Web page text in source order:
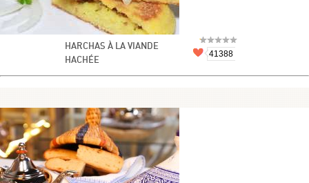
HARCHAS À LA VIANDE
HACHÉE
41388